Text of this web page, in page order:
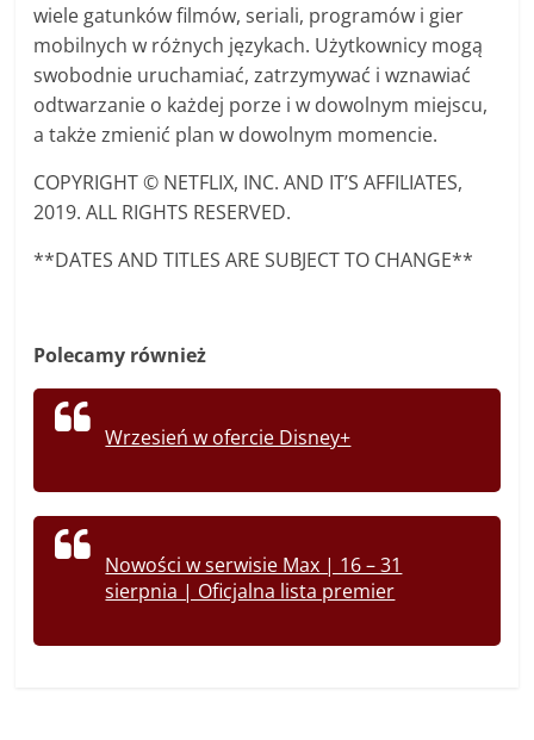
wiele gatunków filmów, seriali, programów i gier
mobilnych w różnych językach. Użytkownicy mogą
swobodnie uruchamiać, zatrzymywać i wznawiać
odtwarzanie o każdej porze i w dowolnym miejscu,
a także zmienić plan w dowolnym momencie.
COPYRIGHT © NETFLIX, INC. AND IT’S AFFILIATES,
2019. ALL RIGHTS RESERVED.
**DATES AND TITLES ARE SUBJECT TO CHANGE**
Polecamy również
Wrzesień w ofercie Disney+
Nowości w serwisie Max | 16 – 31
sierpnia | Oficjalna lista premier